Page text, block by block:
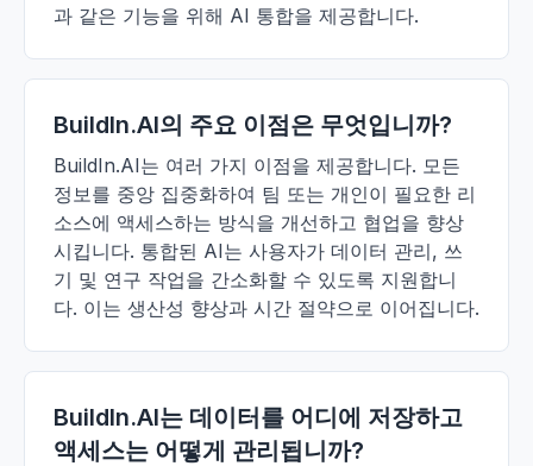
과 같은 기능을 위해 AI 통합을 제공합니다.
BuildIn.AI의 주요 이점은 무엇입니까?
BuildIn.AI는 여러 가지 이점을 제공합니다. 모든
정보를 중앙 집중화하여 팀 또는 개인이 필요한 리
소스에 액세스하는 방식을 개선하고 협업을 향상
시킵니다. 통합된 AI는 사용자가 데이터 관리, 쓰
기 및 연구 작업을 간소화할 수 있도록 지원합니
다. 이는 생산성 향상과 시간 절약으로 이어집니다.
BuildIn.AI는 데이터를 어디에 저장하고
액세스는 어떻게 관리됩니까?